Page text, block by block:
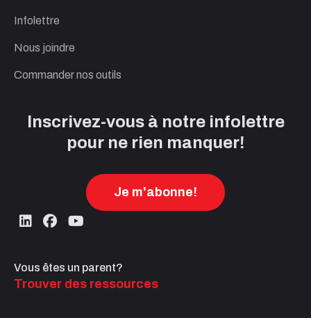
Infolettre
Nous joindre
Commander nos outils
Inscrivez-vous à notre infolettre
pour ne rien manquer!
Je m'abonne!
Vous êtes un parent?
Trouver des ressources